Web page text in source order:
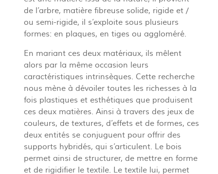
de l’arbre, matière fibreuse solide, rigide et /
ou semi-rigide, il s’exploite sous plusieurs
formes: en plaques, en tiges ou aggloméré.
En mariant ces deux matériaux, ils mêlent
alors par la même occasion leurs
caractéristiques intrinsèques. Cette recherche
nous mène à dévoiler toutes les richesses à la
fois plastiques et esthétiques que produisent
ces deux matières. Ainsi à travers des jeux de
couleurs, de textures, d’effets et de formes, ces
deux entités se conjuguent pour offrir des
supports hybridés, qui s’articulent. Le bois
permet ainsi de structurer, de mettre en forme
et de rigidifier le textile. Le textile lui, permet